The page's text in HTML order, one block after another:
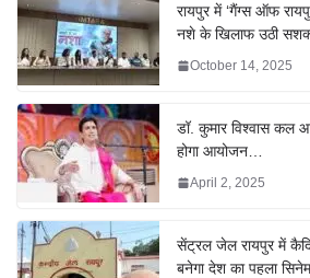
रायपुर में ‘गैंग्स ऑफ
नशे के खिलाफ उठी
October 14, 2025
डॉ. कुमार विश्वास कल
होगा आयोजन…
April 2, 2025
सेंट्रल जेल रायपुर में
बनेगा देश का पहला